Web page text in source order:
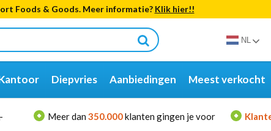
Foods & Goods. Meer informatie? Klik hier!!
NL
Diepvries Aanbiedingen Meest verkocht
Meer dan 350.000klanten gingen je voor